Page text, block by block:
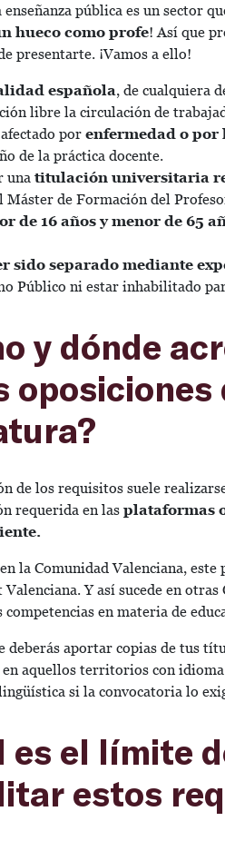
pública es un sector
hueco como profe! Así que
presentarte. ¡Vamos a ello!
española, de cualquiera
libre la circulación de
por enfermedad o
de la práctica docente.
una titulación universitaria
Máster de Formación del
de 16 años y menor de 65
sido separado mediante
Público ni estar inhabilitado
y dónde
oposiciones
de los requisitos suele
requerida en las plataformas
la Comunidad Valenciana, este
Y así sucede en
competencias en materia de
deberás aportar copias de tus
en aquellos territorios con
si la convocatoria lo
es el límite
estos